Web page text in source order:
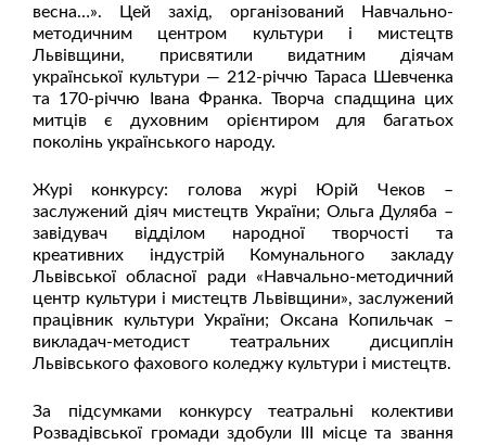
весна…». Цей захід, організований Навчально-
методичним центром культури і мистецтв
Львівщини, присвятили видатним діячам
української культури — 212-річчю Тараса Шевченка
та 170-річчю Івана Франка. Творча спадщина цих
митців є духовним орієнтиром для багатьох
поколінь українського народу.
Журі конкурсу: голова журі Юрій Чеков –
заслужений діяч мистецтв України; Ольга Дуляба –
завідувач відділом народної творчості та
креативних індустрій Комунального закладу
Львівської обласної ради «Навчально-методичний
центр культури і мистецтв Львівщини», заслужений
працівник культури України; Оксана Копильчак –
викладач-методист театральних дисциплін
Львівського фахового коледжу культури і мистецтв.
За підсумками конкурсу театральні колективи
Розвадівської громади здобули ІІІ місце та звання